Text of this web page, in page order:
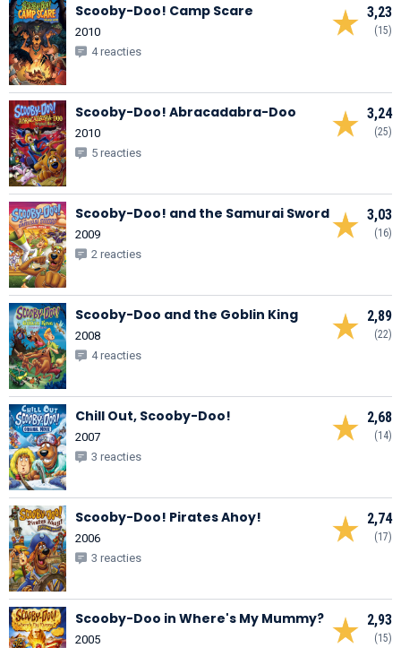
3,23
(15)
Scooby-Doo! Camp Scare
2010
4 reacties
3,24
(25)
Scooby-Doo! Abracadabra-Doo
2010
5 reacties
3,03
(16)
Scooby-Doo! and the Samurai Sword
2009
2 reacties
2,89
(22)
Scooby-Doo and the Goblin King
2008
4 reacties
2,68
(14)
Chill Out, Scooby-Doo!
2007
3 reacties
2,74
(17)
Scooby-Doo! Pirates Ahoy!
2006
3 reacties
2,93
(15)
Scooby-Doo in Where's My Mummy?
2005